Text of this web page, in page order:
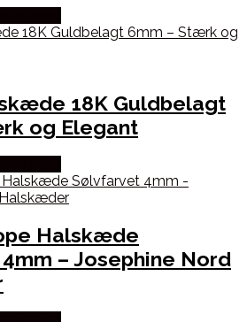
18K Guldbelagt
og Elegant
Halskæde
– Josephine Nord